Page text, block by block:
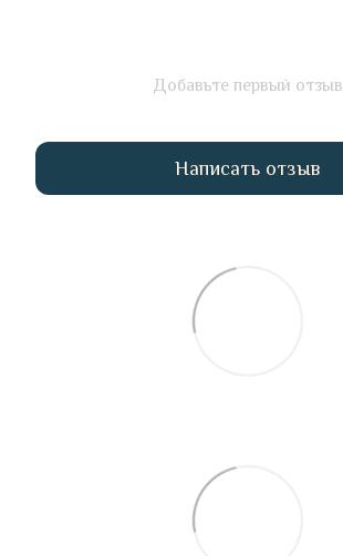
Добавьте первый отзыв
Написать отзыв